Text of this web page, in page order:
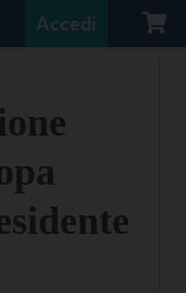
Accedi